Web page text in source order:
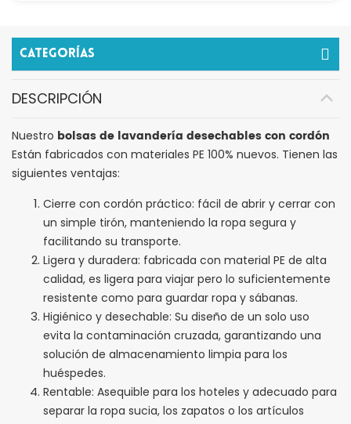
Categorías
DESCRIPCIÓN
Nuestro bolsas de lavandería desechables con cordón
Están fabricados con materiales PE 100% nuevos. Tienen las
siguientes ventajas:
Cierre con cordón práctico: fácil de abrir y cerrar con
un simple tirón, manteniendo la ropa segura y
facilitando su transporte.
Ligera y duradera: fabricada con material PE de alta
calidad, es ligera para viajar pero lo suficientemente
resistente como para guardar ropa y sábanas.
Higiénico y desechable: Su diseño de un solo uso
evita la contaminación cruzada, garantizando una
solución de almacenamiento limpia para los
huéspedes.
Rentable: Asequible para los hoteles y adecuado para
separar la ropa sucia, los zapatos o los artículos